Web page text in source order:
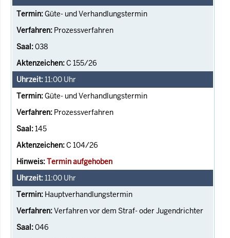
Güte- und Verhandlungstermin
Prozessverfahren
038
C 155/26
11:00 Uhr
Güte- und Verhandlungstermin
Prozessverfahren
145
C 104/26
Termin aufgehoben
11:00 Uhr
Hauptverhandlungstermin
Verfahren vor dem Straf- oder Jugendrichter
046